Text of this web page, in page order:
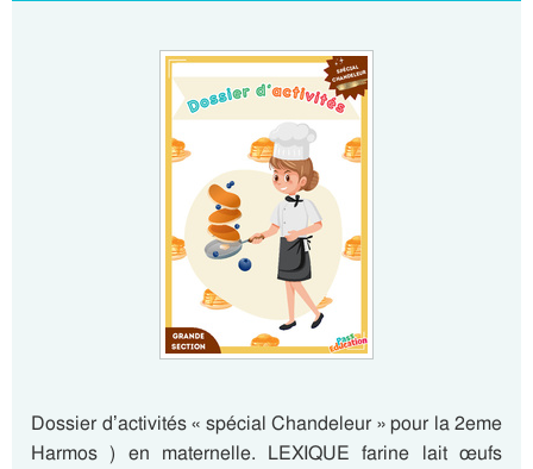
Dossier d’activités « spécial Chandeleur » pour la 2eme
Harmos ) en maternelle. LEXIQUE farine lait œufs